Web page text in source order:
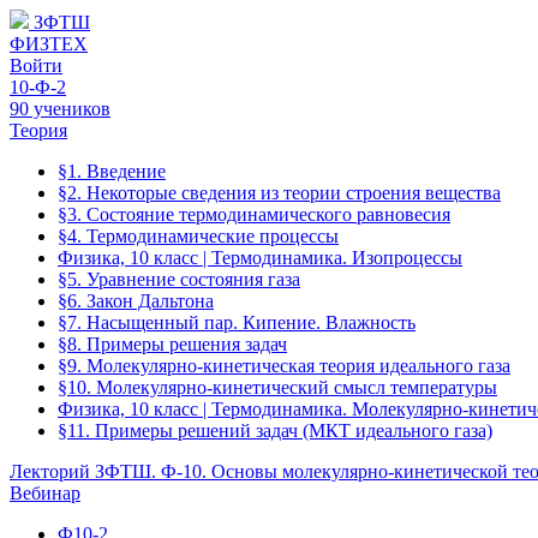
ЗФТШ
ФИЗТЕХ
Войти
10-Ф-2
90 учеников
Теория
§1. Введение
§2. Некоторые сведения из теории строения вещества
§3. Состояние термодинамического равновесия
§4. Термодинамические процессы
Физика, 10 класс | Термодинамика. Изопроцессы
§5. Уравнение состояния газа
§6. Закон Дальтона
§7. Насыщенный пар. Кипение. Влажность
§8. Примеры решения задач
§9. Молекулярно-кинетическая теория идеального газа
§10. Молекулярно-кинетический смысл температуры
Физика, 10 класс | Термодинамика. Молекулярно-
§11. Примеры решений задач (МКТ идеального газа)
Лекторий ЗФТШ. Ф-10. Основы молекулярно-кинетической
Вебинар
Ф10-2